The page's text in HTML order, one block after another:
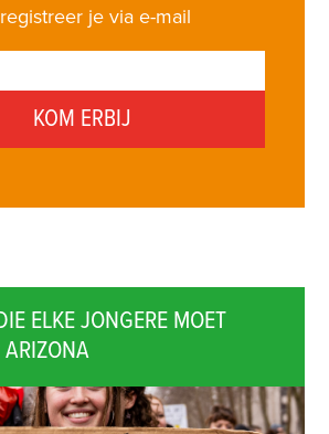
je via e-mail
ELKE JONGERE MOET
ARIZONA